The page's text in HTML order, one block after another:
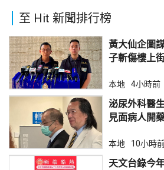
至 Hit 新聞排行榜
黃大仙企圖
子斬傷樓上
本地 4小時前
泌尿外科醫
見面病人開
本地 10小時
天文台錄今年